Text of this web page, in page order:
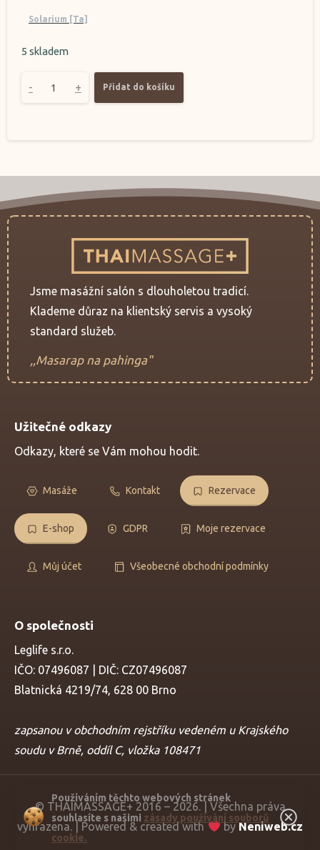
Solarium [Ta]
5 skladem
- + Přidat do košíku
Jsme masážní salón s dlouholetou tradicí.
Klademe důraz na klientský servis a vysoký
standard služeb.
,,Masarap na pahinga"
Užitečné odkazy
Odkazy, které se Vám mohou hodit.
Masáže Kontakt Rezervace
E-shop GDPR Moje rezervace
Můj účet Všeobecné obchodní podmínky
O společnosti
Leglife s.r.o.
IČO: 07496087 | DIČ: CZ07496087
Blatnická 4219/74, 628 00 Brno
zapsanou v obchodním rejstříku vedeném u Krajského
soudu v Brně, oddíl C, vložka 108471
© THAIMASSAGE+ 2016 – 2026. | Všechna práva
vyhrazena. | Powered & created with
byNeniweb.cz
Používáním těchto webových stránek
souhlasíte s našimi zásady používání souborů
cookie.